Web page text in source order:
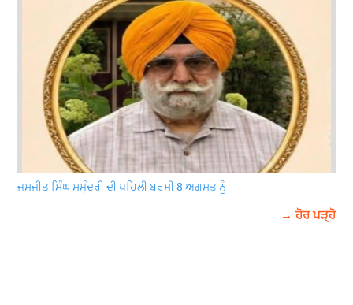
ਜਸਜੀਤ ਸਿੰਘ ਸਮੁੰਦਰੀ ਦੀ ਪਹਿਲੀ ਬਰਸੀ 8 ਅਗਸਤ ਨੂੰ
→ ਹੋਰ ਪੜ੍ਹੋ